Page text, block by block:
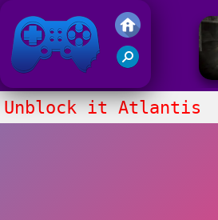
Juegos Friv 2020
Unblock it Atlantis